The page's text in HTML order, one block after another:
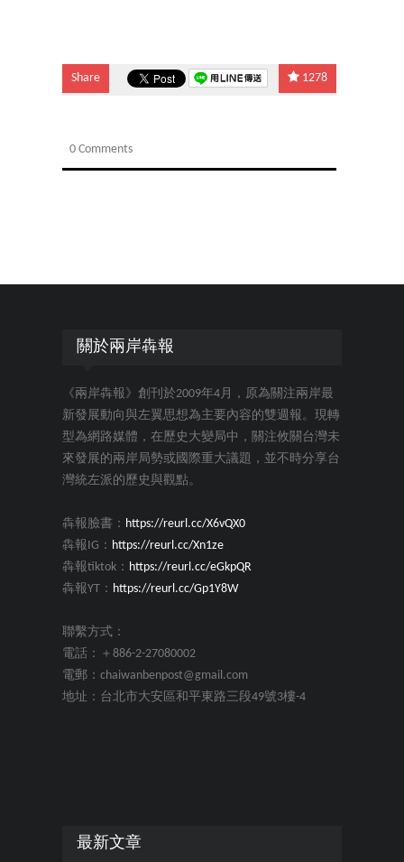
Share 1278
0 Comments
關於兩岸犇報
《兩岸犇報》創刊於2009年4月，原為關注兩岸最
新發展動向與左翼思想為主要內容的雙週報。現轉
型為網路媒體，在歷史大變局中，關注攸關台灣未
來發展的兩岸局勢或國際重大議題，並不時分享台
灣統左派的歷史與觀點。
犇報臉書： https://reurl.cc/X6vQX0
犇報IG： https://reurl.cc/Xn1ze
犇報tiktok： https://reurl.cc/eGkpQR
犇報YT： https://reurl.cc/Gp1Y8W
聯繫方式：
電話：＋886-2-27080002
電郵：chaiwanbenpost@gmail.com
地址：台北市大安區和平東路三段49號3樓-4
最新文章